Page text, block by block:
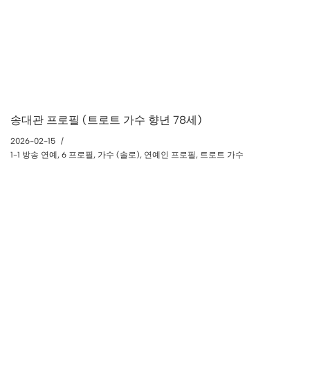
송대관 프로필 (트로트 가수 향년 78세)
2026-02-15
1-1 방송 연예, 6 프로필, 가수 (솔로), 연예인 프로필, 트로트 가수